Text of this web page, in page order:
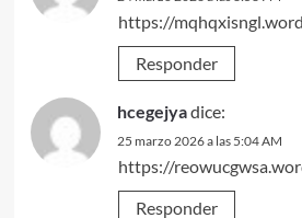
https://
Responder
hcegejyadice:
25 marzo 2026 a las 5:04 AM
https://
Responder